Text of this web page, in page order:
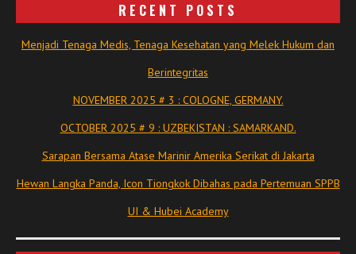
RECENT POSTS
Menjadi Tenaga Medis, Tenaga Kesehatan yang Melek Hukum dan
Berintegritas
NOVEMBER 2025 # 3 : COLOGNE, GERMANY.
OCTOBER 2025 # 9 : UZBEKISTAN : SAMARKAND.
Sarapan Bersama Atase Marinir Amerika Serikat di Jakarta
Hewan Langka Panda, Icon Tiongkok Dibahas pada Pertemuan SPPB
UI & Hubei Academy